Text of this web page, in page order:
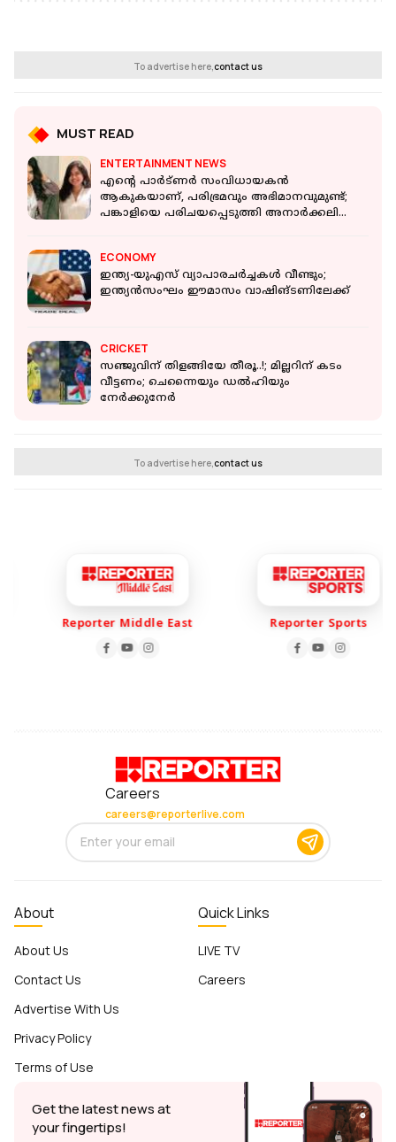
To advertise here,contact us
MUST READ
ENTERTAINMENT NEWS
എന്റെ പാർട്ണർ സംവിധായകൻ
ആകുകയാണ്, പരിഭ്രമവും അഭിമാനവുമുണ്ട്;
പങ്കാളിയെ പരിചയപ്പെടുത്തി അനാർക്കലി
ECONOMY
ഇന്ത്യ-യുഎസ് വ്യാപാരചര്‍ച്ചകള്‍ വീണ്ടും;
ഇന്ത്യന്‍സംഘം ഈമാസം വാഷിങ്ടണിലേക്ക്
CRICKET
സഞ്ജുവിന് തിളങ്ങിയേ തീരൂ..!; മില്ലറിന് കടം
വീട്ടണം; ചെന്നൈയും ഡൽഹിയും
നേർക്കുനേർ
To advertise here,contact us
Reporter Middle East Reporter Sports
Careers
careers@reporterlive.com
About
About Us
Contact Us
Advertise With Us
Privacy Policy
Terms of Use
Quick Links
LIVE TV
Careers
Get the latest news at
your fingertips!